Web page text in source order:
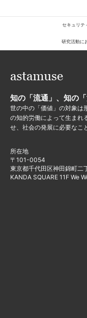
セキュリテ
研究活動に
知の「流通」、知の
世の中の「価値」の対象は
の知的労働によって生まれ
せ、社会の発展に必要なこ
所在地
〒101-0054
東京都千代田区神田錦町二
KANDA SQUARE 11F We